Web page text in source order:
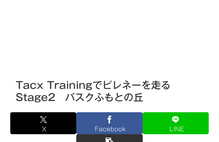
Tacx Trainingでピレネーを走る
Stage2 バスクふもとの丘
X Facebook LINE